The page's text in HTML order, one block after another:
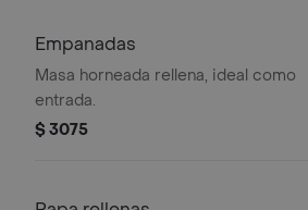
Empanadas
Masa horneada rellena, ideal como
entrada.
$ 3075